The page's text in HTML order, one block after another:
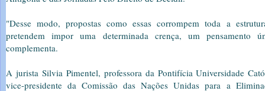
"Desse modo, propostas como essas corrompem toda a
pretendem impor uma determinada crença, um pensamento
complementa.
A jurista Silvia Pimentel, professora da Pontifícia Universidade
vice-presidente da Comissão das Nações Unidas para a